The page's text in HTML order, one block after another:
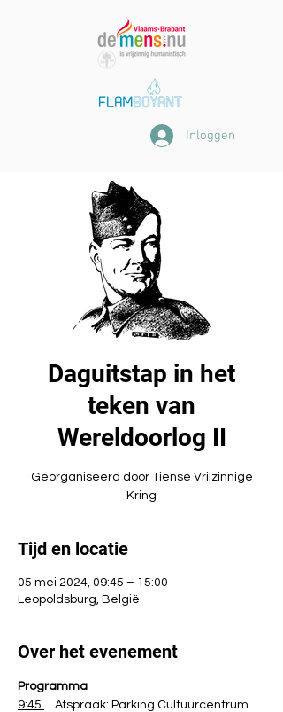
Inloggen
Daguitstap in het
teken van
Wereldoorlog II
Georganiseerd door Tiense Vrijzinnige
Kring
Tijd en locatie
05 mei 2024, 09:45 – 15:00
Leopoldsburg, België
Over het evenement
Programma
9:45
Afspraak: Parking Cultuurcentrum